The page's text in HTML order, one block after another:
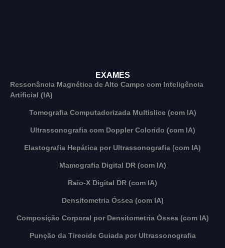
EXAMES
Ressonância Magnética de Alto Campo com Inteligência
Artificial (IA)
Tomografia Computadorizada Multislice (com IA)
Ultrassonografia com Doppler Colorido (com IA)
Elastografia Hepática por Ultrassonografia (com IA)
Mamografia Digital DR (com IA)
Raio-X Digital DR (com IA)
Densitometria Óssea (com IA)
Composição Corporal por Densitometria Óssea (com IA)
Punção da Tireoide Guiada por Ultrassonografia